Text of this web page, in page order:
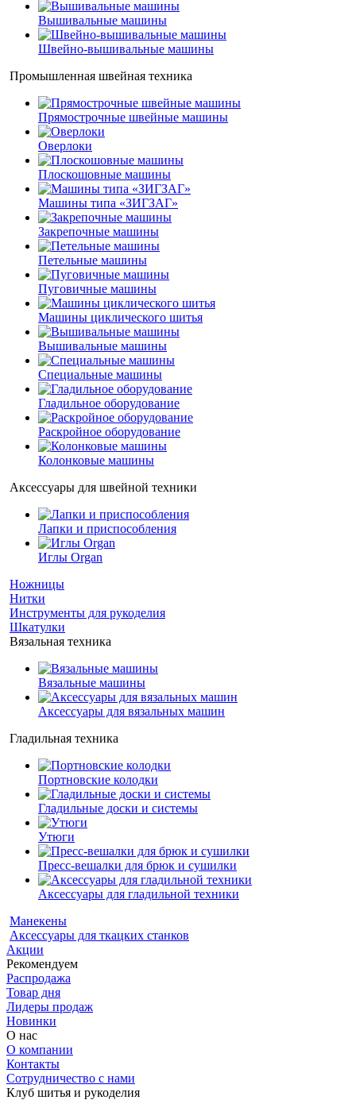
Вышивальные машины
Швейно-вышивальные машины
Промышленная швейная техника
Прямострочные швейные машины
Оверлоки
Плоскошовные машины
Машины типа «ЗИГЗАГ»
Закрепочные машины
Петельные машины
Пуговичные машины
Машины циклического шитья
Вышивальные машины
Специальные машины
Гладильное оборудование
Раскройное оборудование
Колонковые машины
Аксессуары для швейной техники
Лапки и приспособления
Иглы Organ
Ножницы
Нитки
Инструменты для рукоделия
Шкатулки
Вязальная техника
Вязальные машины
Аксессуары для вязальных машин
Гладильная техника
Портновские колодки
Гладильные доски и системы
Утюги
Пресс-вешалки для брюк и сушилки
Аксессуары для гладильной техники
Манекены
Аксессуары для ткацких станков
Акции
Рекомендуем
Распродажа
Товар дня
Лидеры продаж
Новинки
О нас
О компании
Контакты
Сотрудничество с нами
Клуб шитья и рукоделия